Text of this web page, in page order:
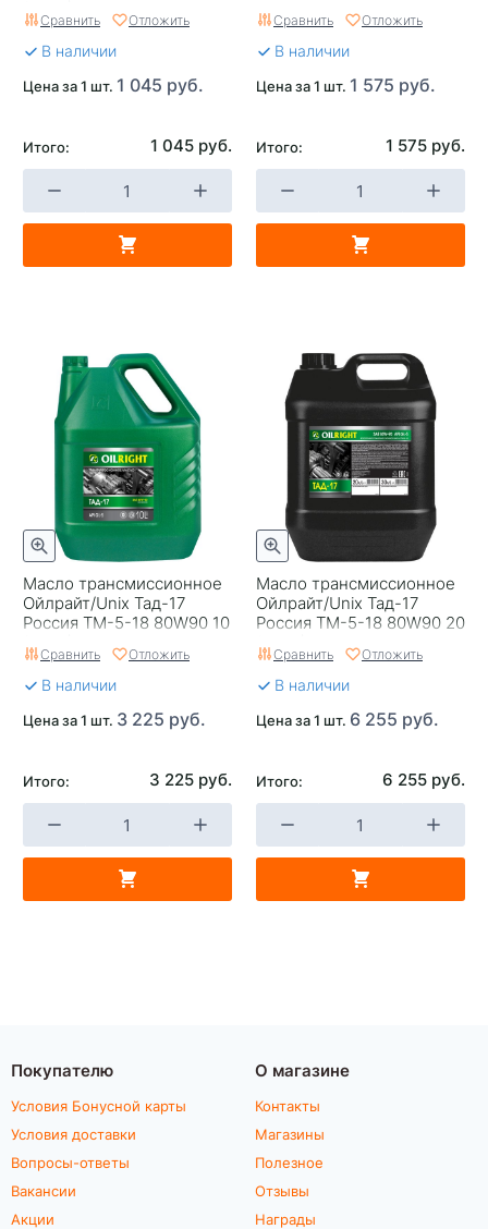
(2546)
Сравнить Отложить
В наличии
Цена за 1 шт. 1 045 руб.
Итого: 1 045 руб.
Сравнить Отложить
В наличии
Цена за 1 шт. 1 575 руб.
Итого: 1 575 руб.
Масло трансмиссионное
Ойлрайт/Unix Тад-17
Россия ТМ-5-18 80W90 10
(2544)
Сравнить Отложить
В наличии
Цена за 1 шт. 3 225 руб.
Итого: 3 225 руб.
Масло трансмиссионное
Ойлрайт/Unix Тад-17
Россия ТМ-5-18 80W90 20
(2543)
Сравнить Отложить
В наличии
Цена за 1 шт. 6 255 руб.
Итого: 6 255 руб.
Покупателю
Условия Бонусной карты
Условия доставки
Вопросы-ответы
Вакансии
Акции
О магазине
Контакты
Магазины
Полезное
Отзывы
Награды